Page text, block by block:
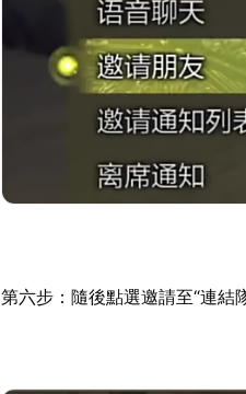
第六步：隨後點選邀請至“連結